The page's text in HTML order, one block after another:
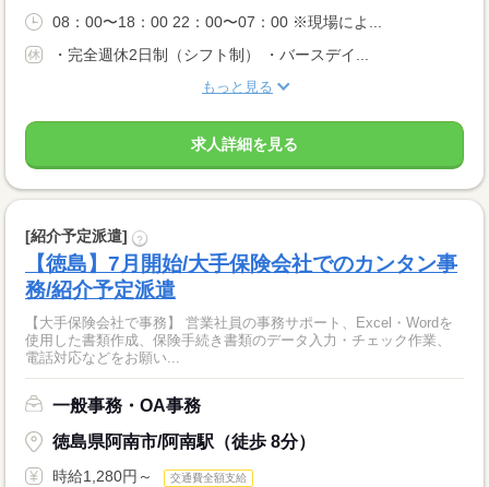
08：00〜18：00 22：00〜07：00 ※現場によ...
・完全週休2日制（シフト制） ・バースデイ...
もっと見る
求人詳細を見る
[紹介予定派遣] ?
【徳島】7月開始/大手保険会社でのカンタン事
務/紹介予定派遣
【大手保険会社で事務】 営業社員の事務サポート、Excel・Wordを
使用した書類作成、保険手続き書類のデータ入力・チェック作業、
電話対応などをお願い...
一般事務・OA事務
徳島県阿南市/阿南駅（徒歩 8分）
時給1,280円～ 交通費全額支給